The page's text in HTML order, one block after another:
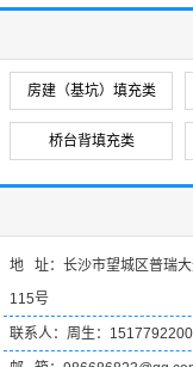
房建（基坑）填充类
桥台背填充类
地 址：长沙市望城区普瑞
115号
联系人：周生：